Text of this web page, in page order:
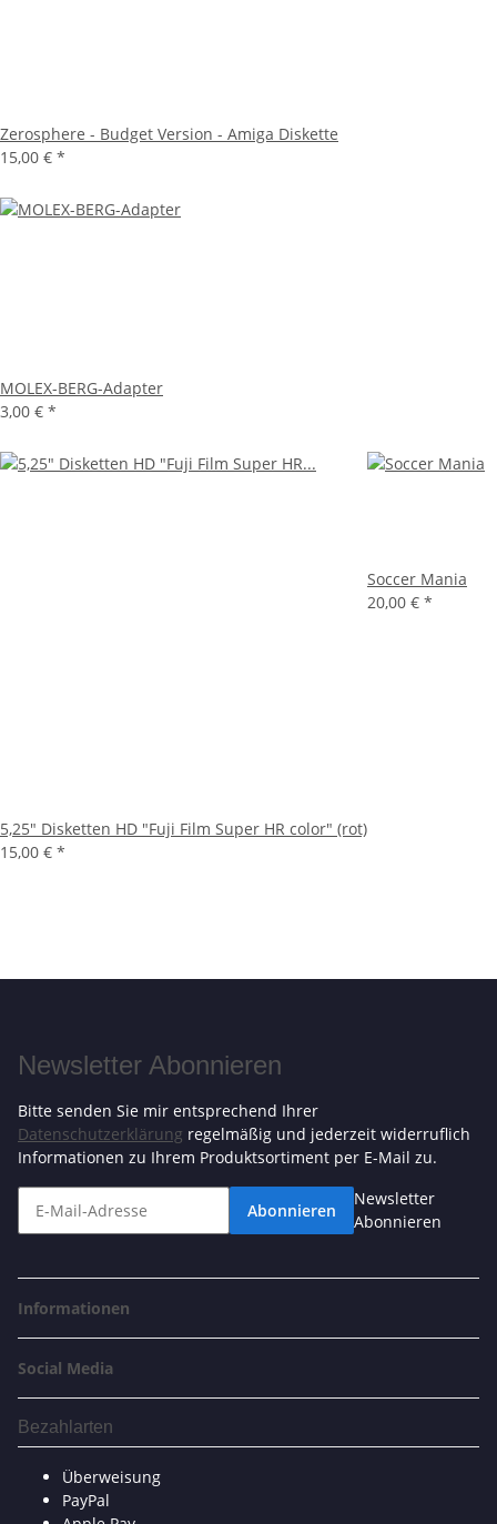
Zerosphere - Budget Version - Amiga Diskette
15,00 € *
MOLEX-BERG-Adapter
3,00 € *
5,25" Disketten HD "Fuji Film Super HR color" (rot)
15,00 € *
Soccer Mania
20,00 € *
Newsletter Abonnieren
Bitte senden Sie mir entsprechend Ihrer
Datenschutzerklärung regelmäßig und jederzeit widerruflich
Informationen zu Ihrem Produktsortiment per E-Mail zu.
Abonnieren
Newsletter
Abonnieren
Informationen
Social Media
Bezahlarten
Überweisung
PayPal